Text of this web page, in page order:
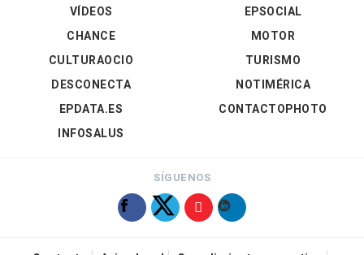
VÍDEOS
EPSOCIAL
CHANCE
CULTURAOCIO
DESCONECTA
EPDATA.ES
INFOSALUS
MOTOR
TURISMO
NOTIMÉRICA
CONTACTOPHOTO
SÍGUENOS